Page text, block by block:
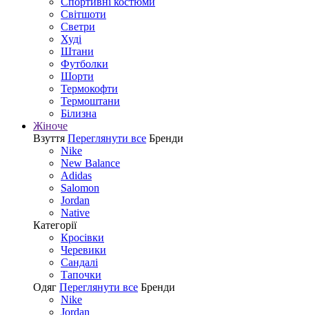
Світшоти
Светри
Худі
Штани
Футболки
Шорти
Термокофти
Термоштани
Білизна
Жіноче
Взуття Переглянути все Бренди
Nike
New Balance
Adidas
Salomon
Jordan
Native
Категорії
Кросівки
Черевики
Сандалі
Tапочки
Одяг Переглянути все Бренди
Nike
Jordan